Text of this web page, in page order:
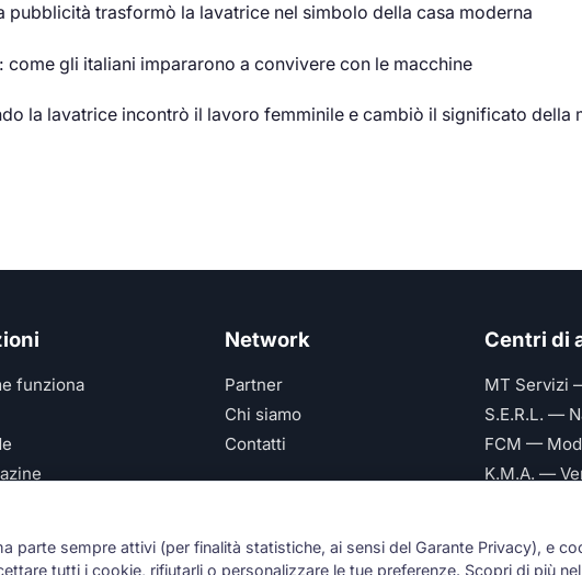
pubblicità trasformò la lavatrice nel simbolo della casa moderna
gli italiani impararono a convivere con le macchine
la lavatrice incontrò il lavoro femminile e cambiò il significato della
funziona
Network
Partner
Chi siamo
Contatti
Centri di
MT Servizi
S.E.R.L. —
FCM —
K.M.A. —
parte sempre attivi (per finalità statistiche, ai sensi del Garante Privacy), e
tutti i cookie, rifiutarli o personalizzare le tue preferenze. Scopri di più